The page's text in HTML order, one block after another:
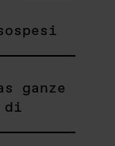
ganze
di